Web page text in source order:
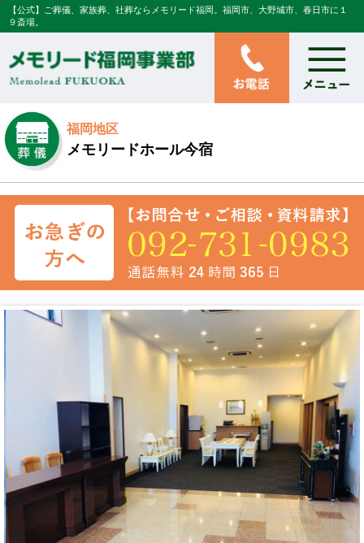
【公式】ご葬儀、家族葬、社葬ならメモリード福岡。福岡市、大野城市、春日市に１
９斎場。
福岡地区
メモリードホール今宿